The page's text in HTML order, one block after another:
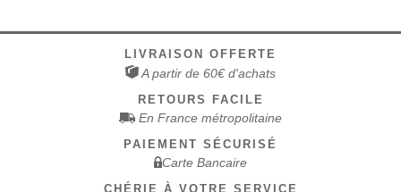
LIVRAISON OFFERTE
A partir de 60€ d'achats
RETOURS FACILE
En France métropolitaine
PAIEMENT SÉCURISÉ
Carte Bancaire
CHÉRIE À VOTRE SERVICE